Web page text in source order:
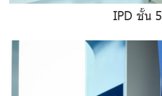
IPD ชั้น 5